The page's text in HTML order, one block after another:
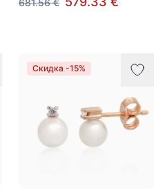
681.56 €
Скидка -15%